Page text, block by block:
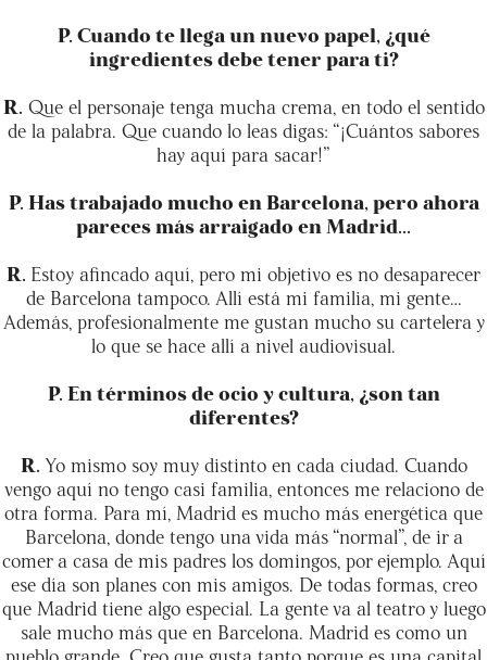
P. Cuando te llega un nuevo papel, ¿qué
ingredientes debe tener para ti?
R. Que el personaje tenga mucha crema, en todo el sentido
de la palabra. Que cuando lo leas digas: “¡Cuántos sabores
hay aquí para sacar!”
P. Has trabajado mucho en Barcelona, pero ahora
pareces más arraigado en Madrid...
R. Estoy afincado aquí, pero mi objetivo es no desaparecer
de Barcelona tampoco. Allí está mi familia, mi gente…
Además, profesionalmente me gustan mucho su cartelera y
lo que se hace allí a nivel audiovisual.
P. En términos de ocio y cultura, ¿son tan
diferentes?
R. Yo mismo soy muy distinto en cada ciudad. Cuando
vengo aquí no tengo casi familia, entonces me relaciono de
otra forma. Para mí, Madrid es mucho más energética que
Barcelona, donde tengo una vida más “normal”, de ir a
comer a casa de mis padres los domingos, por ejemplo. Aquí
ese día son planes con mis amigos. De todas formas, creo
que Madrid tiene algo especial. La gente va al teatro y luego
sale mucho más que en Barcelona. Madrid es como un
pueblo grande. Creo que gusta tanto porque es una capital